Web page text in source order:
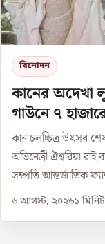
বিনোদন
কানের অদেখা
গাউনে ৭
কান চলচ্চিত্র উৎসব
অভিনেত্রী ঐশ্বরিয়া
সম্প্রতি আন্তর্জাতিক
৬ আগস্ট, ২০২৬১